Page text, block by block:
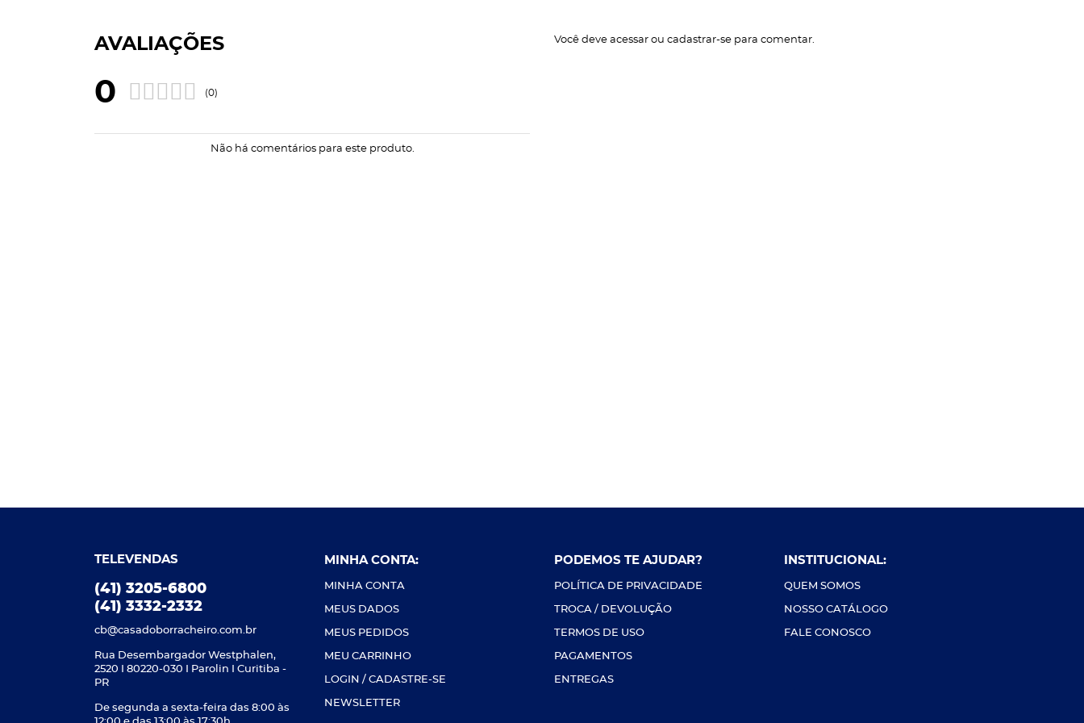
AVALIAÇÕES
0 (0)
Não há comentários para este produto.
Você deve acessar ou cadastrar-se para comentar.
TELEVENDAS
(41) 3205-6800
(41) 3332-2332
cb@casadoborracheiro.com.br
Rua Desembargador Westphalen,
2520 I 80220-030 I Parolin I Curitiba -
PR
De segunda a sexta-feira das 8:00 às
MINHA CONTA:
MINHA CONTA
MEUS DADOS
MEUS PEDIDOS
MEU CARRINHO
LOGIN / CADASTRE-SE
NEWSLETTER
PODEMOS TE AJUDAR?
POLÍTICA DE PRIVACIDADE
TROCA / DEVOLUÇÃO
TERMOS DE USO
PAGAMENTOS
ENTREGAS
INSTITUCIONAL:
QUEM SOMOS
NOSSO CATÁLOGO
FALE CONOSCO